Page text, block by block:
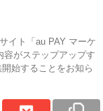
イト「au PAY マーケ
容がステップアップす
始することをお知ら